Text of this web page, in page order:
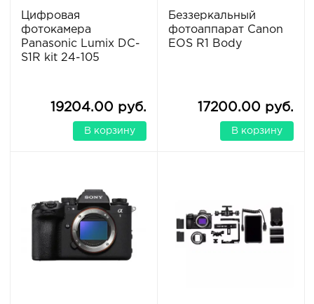
Цифровая
фотокамера
Panasonic Lumix DC-
S1R kit 24-105
19204.00 руб.
В корзину
Беззеркальный
фотоаппарат Canon
EOS R1 Body
17200.00 руб.
В корзину